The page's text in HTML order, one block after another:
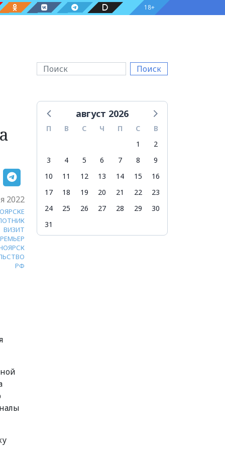
18+
Поиск
2022
ВИЗИТ
РФ
август 2026
П В С Ч П С
В
1
2
3
4 5 6 7 8
9
10
11 12 13 14 15
16
17
18 19 20 21 22
23
24
25 26 27 28 29
30
31